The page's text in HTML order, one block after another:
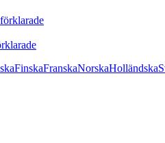
FinskaFranskaNorskaHolländska